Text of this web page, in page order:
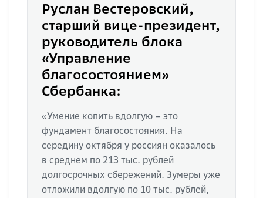
Руслан Вестеровский,
старший вице-президент,
руководитель блока
«Управление
благосостоянием»
Сбербанка:
«Умение копить вдолгую – это
фундамент благосостояния. На
середину октября у россиян оказалось
в среднем по 213 тыс. рублей
долгосрочных сбережений. Зумеры уже
отложили вдолгую по 10 тыс. рублей,